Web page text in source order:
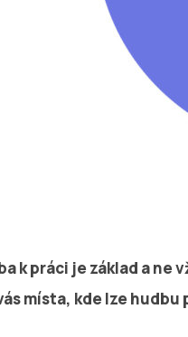
k práci je základ a
místa, kde lze